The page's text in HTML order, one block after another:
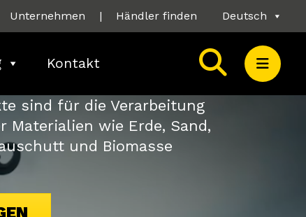
Unternehmen | Händler finden Deutsch
Kontakt
sind für die Verarbeitung
Materialien wie Erde, Sand,
und Biomasse